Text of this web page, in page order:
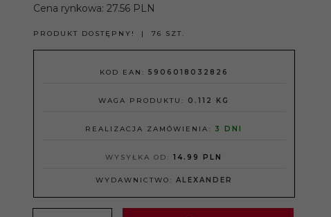
Cena rynkowa:27.56 PLN
PRODUKT DOSTĘPNY! 76 SZT.
KOD EAN: 5906018032826
WAGA PRODUKTU: 0.112 KG
REALIZACJA ZAMÓWIENIA: 3 DNI
WYSYŁKA OD:14.99 PLN
WYDAWNICTWO: ALEXANDER